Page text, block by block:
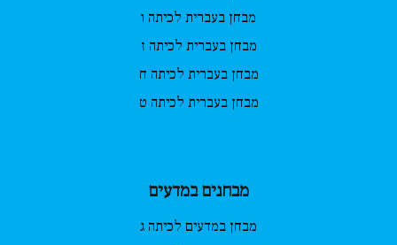
מבחן בעברית לכיתה ו
מבחן בעברית לכיתה ז
מבחן בעברית לכיתה ח
מבחן בעברית לכיתה ט
מבחנים במדעים
מבחן במדעים לכיתה ג